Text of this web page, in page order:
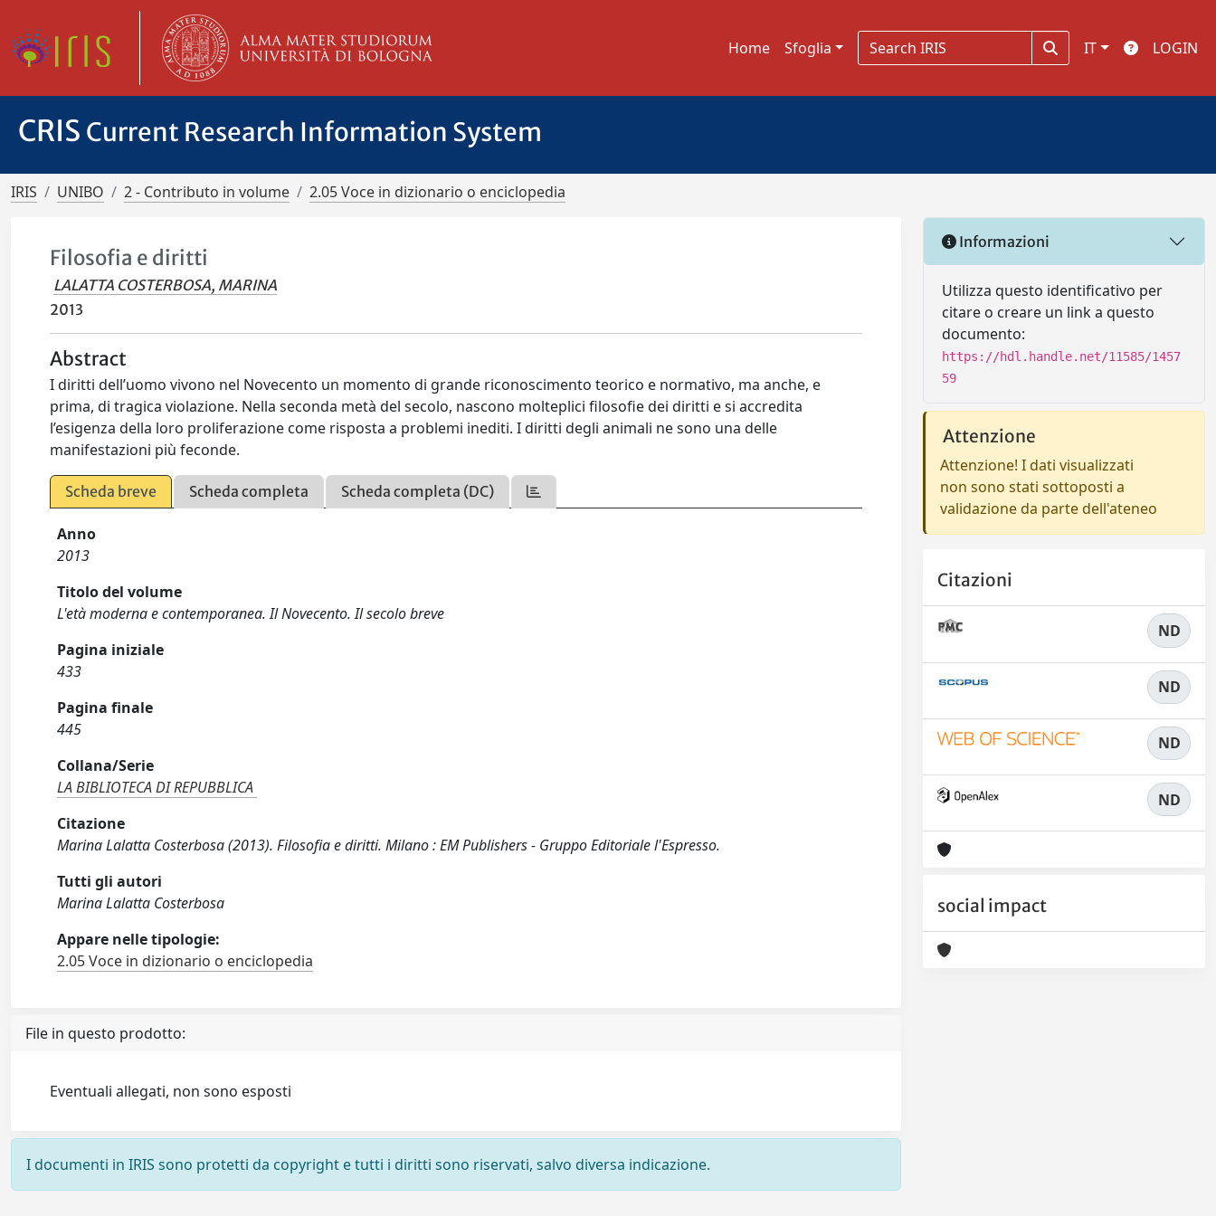
Home Sfoglia IT LOGIN
CRIS Current Research Information System
IRIS UNIBO 2 - Contributo in volume 2.05 Voce in dizionario o enciclopedia
Filosofia e diritti
LALATTA COSTERBOSA, MARINA
2013
Abstract
I diritti dell’uomo vivono nel Novecento un momento di grande riconoscimento teorico e normativo, ma anche, e
prima, di tragica violazione. Nella seconda metà del secolo, nascono molteplici filosofie dei diritti e si accredita
l’esigenza della loro proliferazione come risposta a problemi inediti. I diritti degli animali ne sono una delle
manifestazioni più feconde.
Scheda breve Scheda completa Scheda completa (DC)
Anno
2013
Titolo del volume
L'età moderna e contemporanea. Il Novecento. Il secolo breve
Pagina iniziale
433
Pagina finale
445
Collana/Serie
LA BIBLIOTECA DI REPUBBLICA
Citazione
Marina Lalatta Costerbosa (2013). Filosofia e diritti. Milano : EM Publishers - Gruppo Editoriale l'Espresso.
Tutti gli autori
Marina Lalatta Costerbosa
Appare nelle tipologie:
2.05 Voce in dizionario o enciclopedia
File in questo prodotto:
Eventuali allegati, non sono esposti
I documenti in IRIS sono protetti da copyright e tutti i diritti sono riservati, salvo diversa indicazione.
Informazioni
Utilizza questo identificativo per
citare o creare un link a questo
documento:
https://hdl.handle.net/11585/1457
59
Attenzione
Attenzione! I dati visualizzati
non sono stati sottoposti a
validazione da parte dell'ateneo
Citazioni
ND
ND
ND
ND
social impact